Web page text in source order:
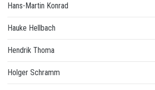
Hans-Martin Konrad
Hauke Hellbach
Hendrik Thoma
Holger Schramm